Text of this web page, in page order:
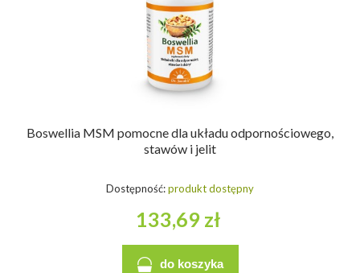
Boswellia MSM pomocne dla układu odpornościowego,
stawów i jelit
Dostępność:produkt dostępny
133,69 zł
do koszyka